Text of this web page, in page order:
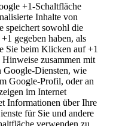
+1-Schaltfläche
Inhalte von
speichert sowohl die
gegeben haben, als
Sie beim Klicken auf +1
Hinweise zusammen mit
Google-Diensten, wie
Google-Profil, oder an
im Internet
Informationen über Ihre
für Sie und andere
verwenden zu